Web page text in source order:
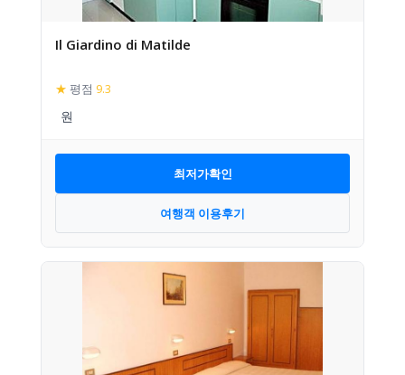
Il Giardino di Matilde
★ 평점 9.3
최저가확인
여행객 이용후기